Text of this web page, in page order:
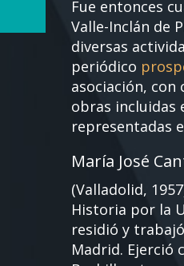
Fue entonces
Valle-Inclán de
diversas
periódico
asociación,
obras incluidas
representadas
María José
(Valladolid,
Historia por la
residió y
Madrid. Ejerció